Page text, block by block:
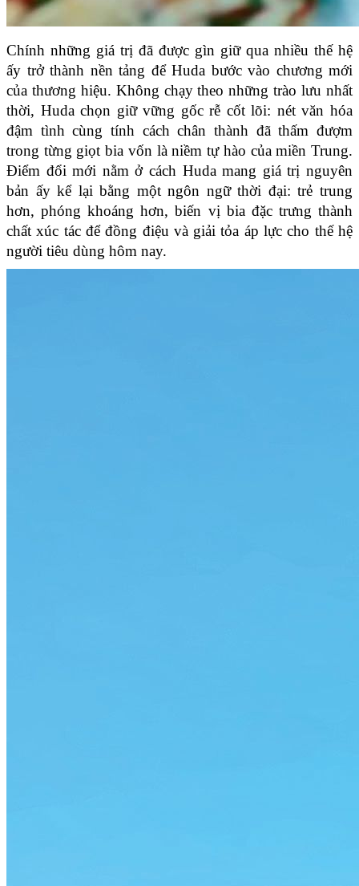
Chính những giá trị đã được gìn giữ qua nhiều thế hệ
ấy trở thành nền tảng để Huda bước vào chương mới
của thương hiệu. Không chạy theo những trào lưu nhất
thời, Huda chọn giữ vững gốc rễ cốt lõi: nét văn hóa
đậm tình cùng tính cách chân thành đã thấm đượm
trong từng giọt bia vốn là niềm tự hào của miền Trung.
Điểm đổi mới nằm ở cách Huda mang giá trị nguyên
bản ấy kể lại bằng một ngôn ngữ thời đại: trẻ trung
hơn, phóng khoáng hơn, biến vị bia đặc trưng thành
chất xúc tác để đồng điệu và giải tỏa áp lực cho thế hệ
người tiêu dùng hôm nay.